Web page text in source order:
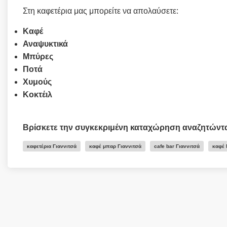
Στη καφετέρια μας μπορείτε να απολαύσετε:
Καφέ
Αναψυκτικά
Μπύρες
Ποτά
Χυμούς
Κοκτέιλ
Βρίσκετε την συγκεκριμένη καταχώρηση
καφετέρια Γιαννιτσά καφέ μπαρ Γιαννιτσά cafe bar Γιαννιτσά καφέ